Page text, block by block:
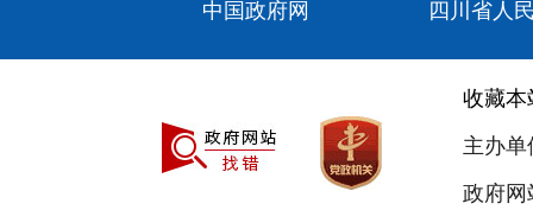
中国政府网 四川省人
收藏本
主办
政府网